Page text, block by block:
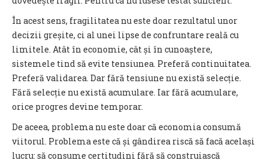
În acest sens, fragilitatea nu este doar rezultatul unor
decizii greșite, ci al unei lipse de confruntare reală cu
limitele. Atât în economie, cât și în cunoaștere,
sistemele tind să evite tensiunea. Preferă continuitatea.
Preferă validarea. Dar fără tensiune nu există selecție.
Fără selecție nu există acumulare. Iar fără acumulare,
orice progres devine temporar.
De aceea, problema nu este doar că economia consumă
viitorul. Problema este că și gândirea riscă să facă același
lucru: să consume certitudini fără să construiască